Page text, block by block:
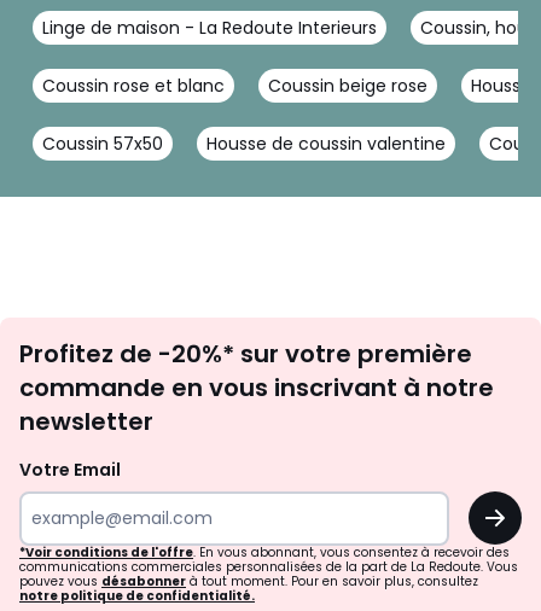
Linge de maison - La Redoute Interieurs Coussin,
Coussin rose et blanc Coussin beige rose Housse
Coussin 57x50 Housse de coussin valentine
newsletter
Profitez de -20%* sur votre première
commande en vous inscrivant à notre
newsletter
Votre Email
OK
*Voir conditions de l'offre. En vous abonnant, vous consentez à recevoir des
communications commerciales personnalisées de la part de La Redoute. Vous
pouvez vous désabonner à tout moment. Pour en savoir plus, consultez
notre politique de confidentialité.